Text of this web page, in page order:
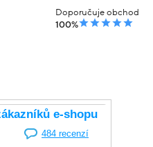
Doporučuje obchod
100%